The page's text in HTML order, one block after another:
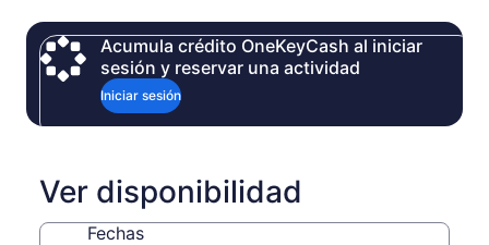
Acumula crédito OneKeyCash al iniciar
sesión y reservar una actividad
Iniciar sesión
Ver disponibilidad
Fechas